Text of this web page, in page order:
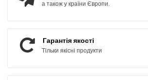
а також у країни Європи.
Гарантія якості
Тільки якісні продукти